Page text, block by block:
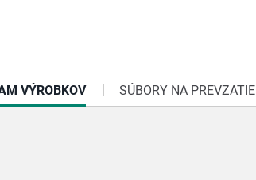
VÝROBKOV SÚBORY NA PREVZATIE